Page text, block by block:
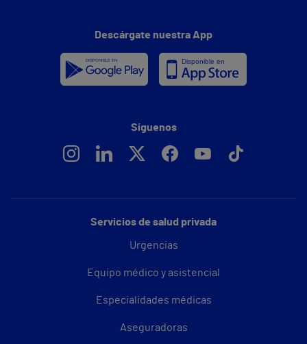
Servicios de salud privada
Urgencias
Equipo médico y asistencial
Especialidades médicas
Aseguradoras
Descárgate nuestra App
Síguenos